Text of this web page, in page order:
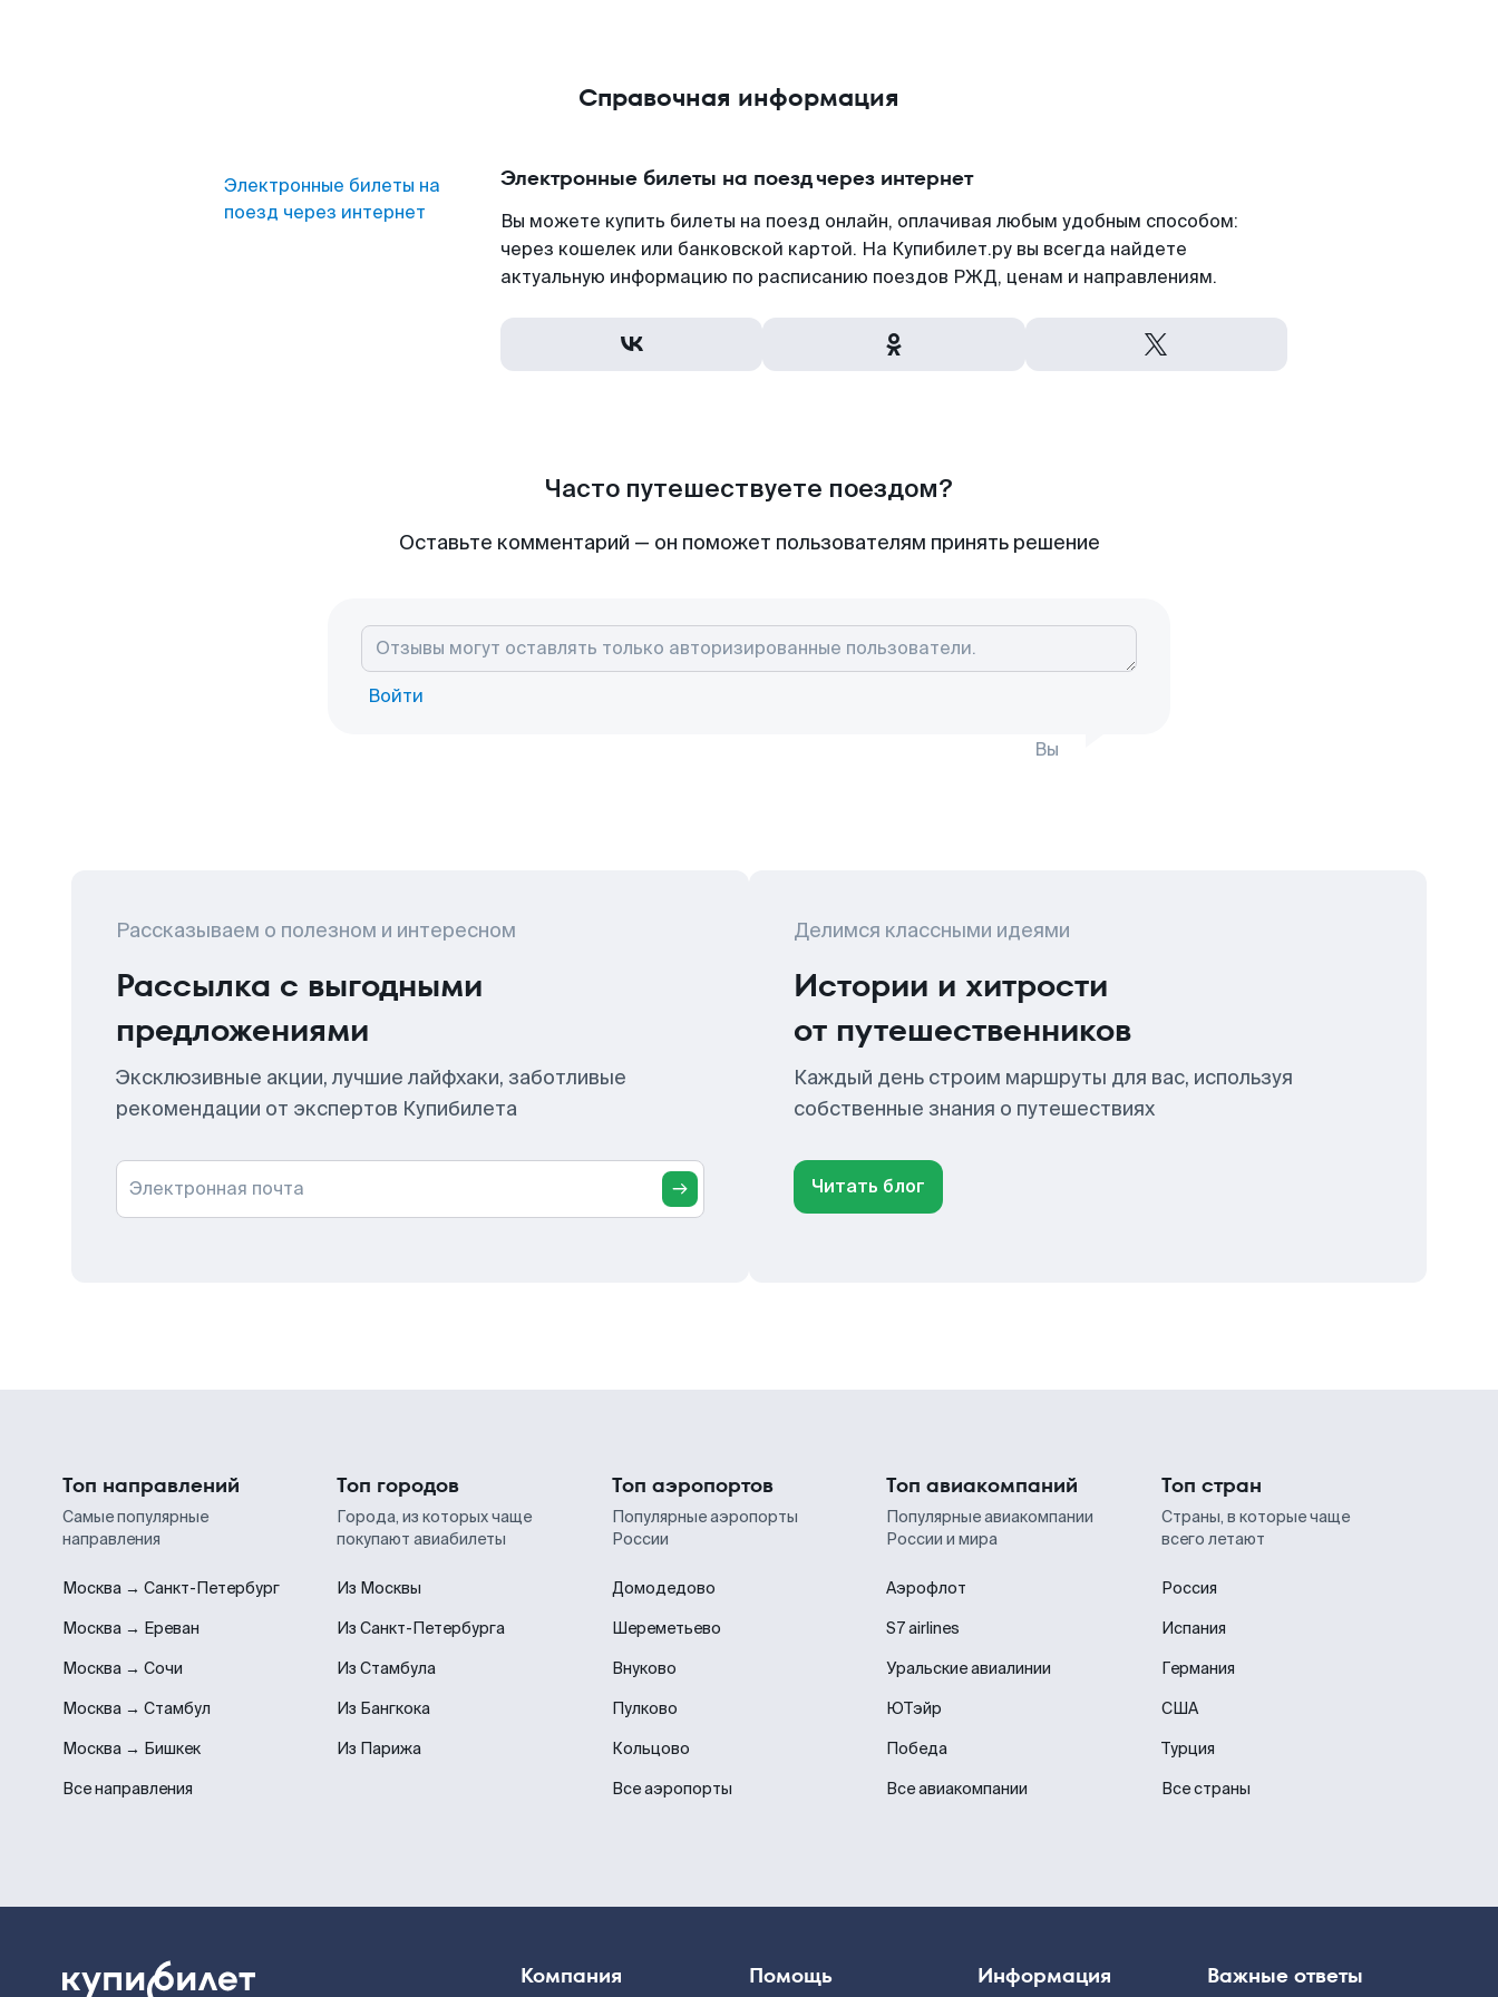
Справочная информация
Электронные билеты на
поезд через интернет
Электронные билеты на поезд через интернет
Вы можете купить билеты на поезд онлайн, оплачивая любым удобным способом:
через кошелек или банковской картой. На Купибилет.ру вы всегда найдете
актуальную информацию по расписанию поездов РЖД, ценам и направлениям.
Часто путешествуете поездом?
Оставьте комментарий — он поможет пользователям принять решение
Войти
Вы
Рассказываем о полезном и интересном
Рассылка с выгодными
предложениями
Эксклюзивные акции, лучшие лайфхаки, заботливые
рекомендации от экспертов Купибилета
Электронная почта
Делимся классными идеями
Истории и хитрости
от путешественников
Каждый день строим маршруты для вас, используя
собственные знания о путешествиях
Читать блог
Топ направлений
Самые популярные
направления
Москва → Санкт-Петербург
Москва → Ереван
Москва → Сочи
Москва → Стамбул
Москва → Бишкек
Все направления
Топ городов
Города, из которых чаще
покупают авиабилеты
Из Москвы
Из Санкт-Петербурга
Из Стамбула
Из Бангкока
Из Парижа
Топ аэропортов
Популярные аэропорты
России
Домодедово
Шереметьево
Внуково
Пулково
Кольцово
Все аэропорты
Топ авиакомпаний
Популярные авиакомпании
России и мира
Аэрофлот
S7 airlines
Уральские авиалинии
ЮТэйр
Победа
Все авиакомпании
Топ стран
Страны, в которые чаще
всего летают
Россия
Испания
Германия
США
Турция
Все страны
Компания Помощь Информация Важные ответы